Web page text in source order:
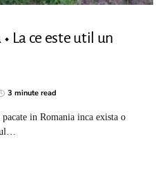
La ce este util un
3 minute read
in Romania inca exista o